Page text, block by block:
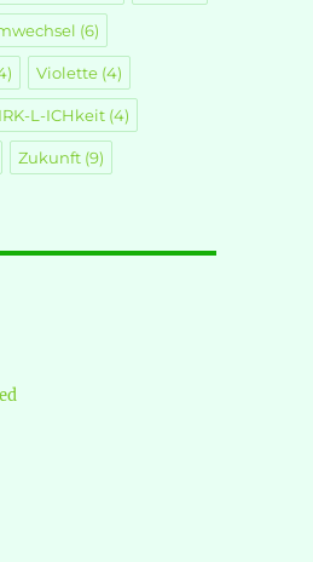
(6)
Violette(4)
L-ICHkeit(4)
Zukunft(9)